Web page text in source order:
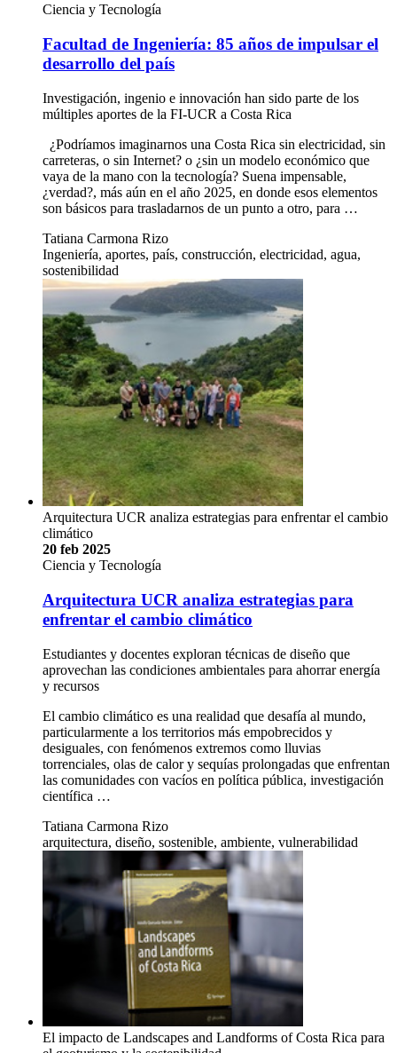
Ciencia y Tecnología
Facultad de Ingeniería: 85 años de impulsar el
desarrollo del país
Investigación, ingenio e innovación han sido parte de los
múltiples aportes de la FI-UCR a Costa Rica
¿Podríamos imaginarnos una Costa Rica sin electricidad, sin
carreteras, o sin Internet? o ¿sin un modelo económico que
vaya de la mano con la tecnología? Suena impensable,
¿verdad?, más aún en el año 2025, en donde esos elementos
son básicos para trasladarnos de un punto a otro, para …
Tatiana Carmona Rizo
Ingeniería, aportes, país, construcción, electricidad, agua,
sostenibilidad
Arquitectura UCR analiza estrategias para enfrentar el cambio
climático
20 feb 2025
Ciencia y Tecnología
Arquitectura UCR analiza estrategias para
enfrentar el cambio climático
Estudiantes y docentes exploran técnicas de diseño que
aprovechan las condiciones ambientales para ahorrar energía
y recursos
El cambio climático es una realidad que desafía al mundo,
particularmente a los territorios más empobrecidos y
desiguales, con fenómenos extremos como lluvias
torrenciales, olas de calor y sequías prolongadas que enfrentan
las comunidades con vacíos en política pública, investigación
científica …
Tatiana Carmona Rizo
arquitectura, diseño, sostenible, ambiente, vulnerabilidad
El impacto de Landscapes and Landforms of Costa Rica para